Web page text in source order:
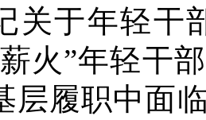
关于年轻干
火”年轻干
层履职中面